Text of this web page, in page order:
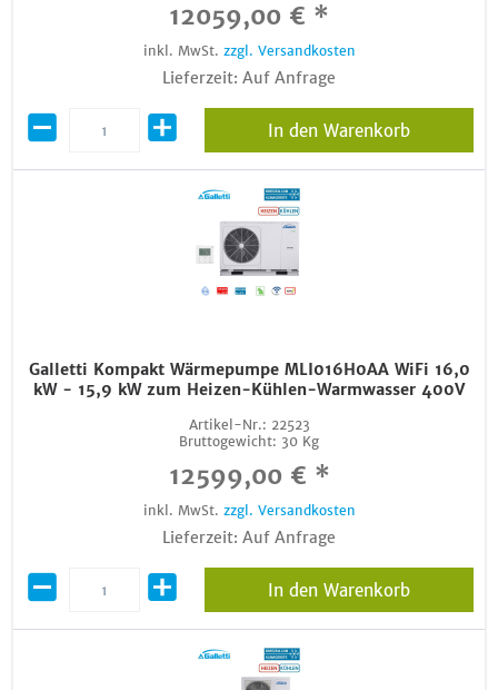
12059,00 € *
inkl. MwSt. zzgl. Versandkosten
Lieferzeit: Auf Anfrage
In den Warenkorb
Galletti Kompakt Wärmepumpe MLI016H0AA WiFi 16,0
kW - 15,9 kW zum Heizen-Kühlen-Warmwasser 400V
Artikel-Nr.: 22523
Bruttogewicht: 30 Kg
12599,00 € *
inkl. MwSt. zzgl. Versandkosten
Lieferzeit: Auf Anfrage
In den Warenkorb